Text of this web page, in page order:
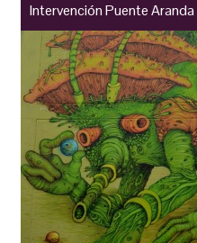
Intervención Puente Aranda